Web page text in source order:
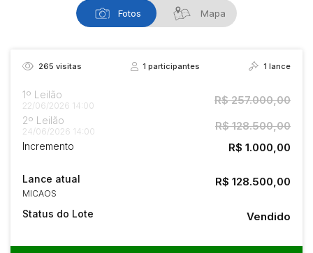
Fotos Mapa
265 visitas 1participantes 1 lance
1º Leilão
22/06/2026 14:00 R$ 257.000,00
2º Leilão
24/06/2026 14:00 R$ 128.500,00
Incremento R$ 1.000,00
Lance atual
MICAOS
R$ 128.500,00
Status do Lote Vendido